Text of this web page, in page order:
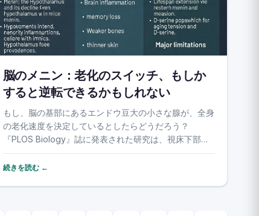
脳のメニン：老化のスイッチ、もしか
すると逆転できるかもしれない
もし、脳の基部にあるエンドウ豆大の小さな腺が、全身
の老化速度を決定しているとしたらどうだろう？
『PLOS Biology』誌に発表された研究は、視床下部に
あるメニン（Menin）というタンパク質が、老化の隠れ
た推進要因の一つであることを示唆している。加齢とと
続きを読む ←